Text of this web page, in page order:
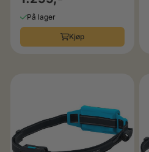
På lager
Kjøp